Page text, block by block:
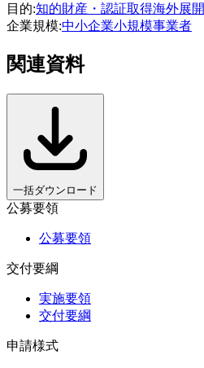
目的:知的財産・認証取得海外展開
企業規模:中小企業小規模事業者
関連資料
一括ダウンロード
公募要領
公募要領
交付要綱
実施要領
交付要綱
申請様式